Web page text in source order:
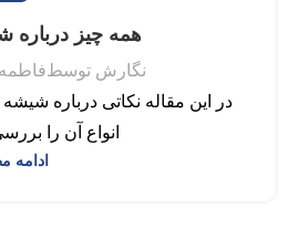
همه چیز درباره
نگارش توسط
در این مقاله نکاتی درباره
انواع آن را
ادامه